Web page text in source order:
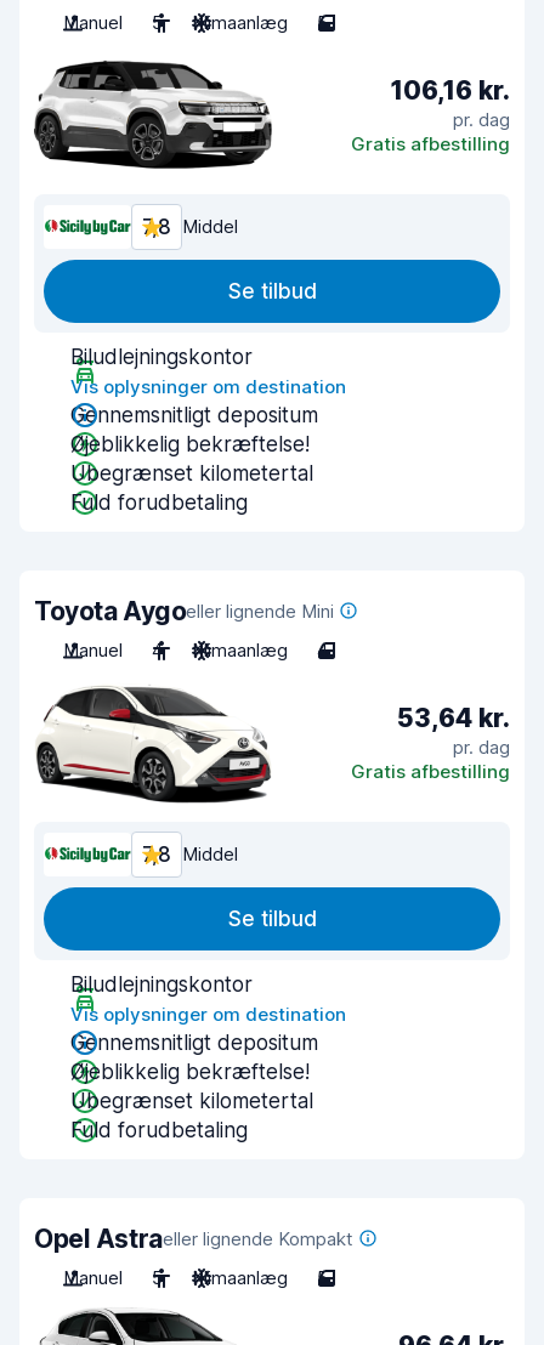
Manuel
5 Klimaanlæg 5
106,16 kr.
pr. dag
Gratis afbestilling
7,8 Middel
Se tilbud
Biludlejningskontor
Vis oplysninger om destination
Gennemsnitligt depositum
Øjeblikkelig bekræftelse!
Ubegrænset kilometertal
Fuld forudbetaling
Toyota Aygoeller lignende Mini
Manuel
4 Klimaanlæg 4
53,64 kr.
pr. dag
Gratis afbestilling
7,8 Middel
Se tilbud
Biludlejningskontor
Vis oplysninger om destination
Gennemsnitligt depositum
Øjeblikkelig bekræftelse!
Ubegrænset kilometertal
Fuld forudbetaling
Opel Astraeller lignende Kompakt
Manuel
5 Klimaanlæg 5